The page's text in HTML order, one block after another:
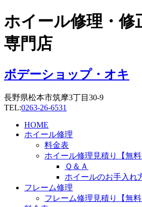
コ
ン
テ
ン
に
ス
ッ
プ
ホイール修理・修
専門店
ボデーショップ・オキ
長野県松本市筑摩3丁目30-9
TEL:0263-26-6531
HOME
ホイール修理
料金表
ホイール修理見積り【無料
Ｑ＆Ａ
ホイールのお手入れ
フレーム修理
フレーム修理見積り【無料